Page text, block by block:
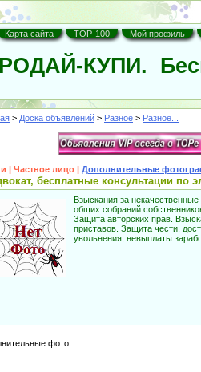
Карта сайта TOP-100 Мой профиль
КУПИ.
> Доска объявлений > Разное > Разное...
| Частное лицо | Дополнительные
бесплатные консультации по
Взыскания за
общих собраний
Защита авторских прав.
приставов. Защита чести,
увольнения, невыплаты
фото: